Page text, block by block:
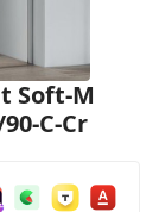
Soft-М
C-Cr